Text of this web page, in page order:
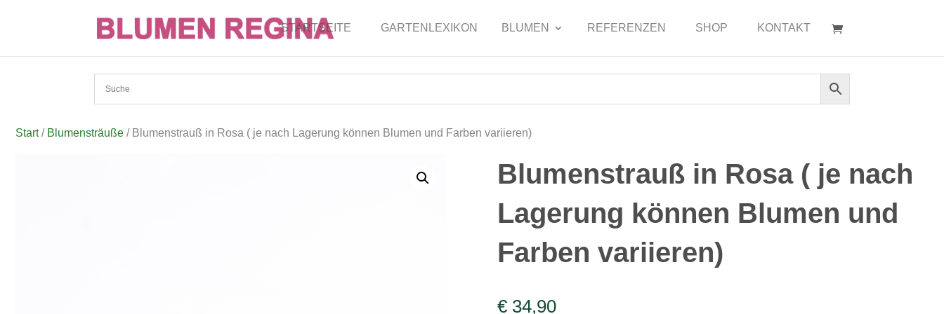
STARTSEITE GARTENLEXIKON BLUMEN REFERENZEN SHOP KONTAKT
Start/ Blumensträuße / Blumenstrauß in Rosa ( je nach Lagerung können Blumen und Farben variieren)
Blumenstrauß in Rosa ( je nach
Lagerung können Blumen und
Farben variieren)
€34,90